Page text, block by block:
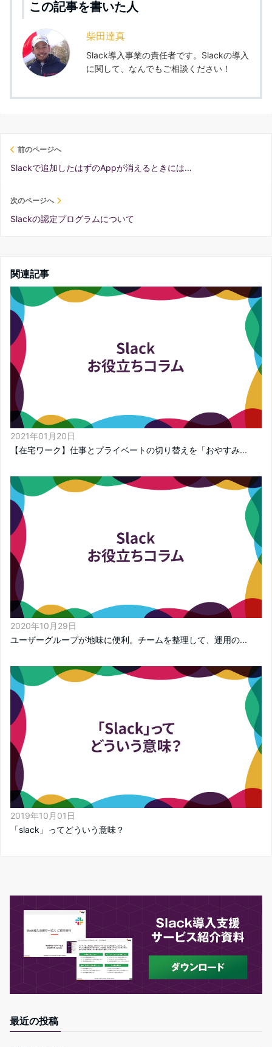
この記事を書いた人
柴田達真
Slack導入事業の責任者です。Slackの導入
に関して、なんでもご相談ください！
前のページへ
Slackで追加したはずのAppが消えるときには…
次のページへ
Slackの認定プログラムについて
関連記事
2021年01月20日
【在宅ワーク】仕事とプライベートの切り替えを「おやすみ...
2020年10月29日
ユーザーグループが地味に便利。チームを整理して、運用の...
2019年10月01日
「slack」ってどういう意味？
最近の投稿